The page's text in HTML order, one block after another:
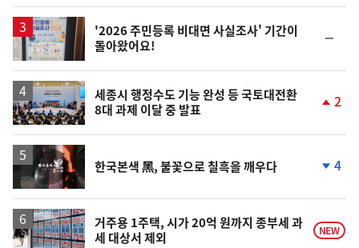
일
'2026 주민등록 비대면 사실조사' 기간이
돌아왔어요!
일
세종시 행정수도 기능 완성 등 국토대전환
8대 과제 이달 중 발표
2
영
상
한국본색 黑, 불꽃으로 칠흑을 깨우다
락
4
거주용 1주택, 시가 20억 원까지 종부세 과
세 대상서 제외
NEW